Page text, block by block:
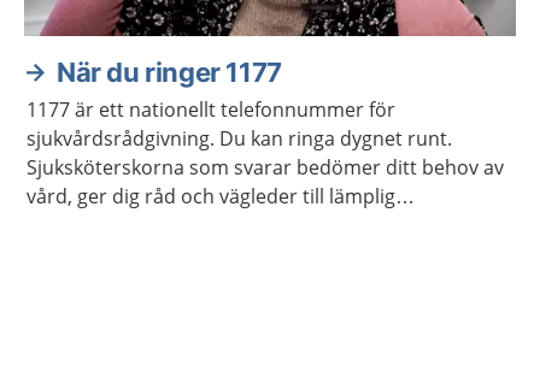
När du ringer 1177
1177 är ett nationellt telefonnummer för
sjukvårdsrådgivning. Du kan ringa dygnet runt.
Sjuksköterskorna som svarar bedömer ditt behov av
vård, ger dig råd och vägleder till lämplig